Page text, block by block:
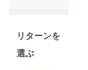
リターンを
選ぶ